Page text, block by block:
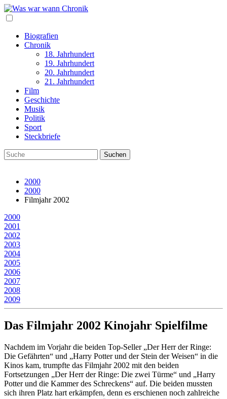
Biografien
Chronik
18. Jahrhundert
19. Jahrhundert
20. Jahrhundert
21. Jahrhundert
Film
Geschichte
Musik
Politik
Sport
Steckbriefe
2000
2000
Filmjahr 2002
2000
2001
2002
2003
2004
2005
2006
2007
2008
2009
Das Filmjahr 2002 Kinojahr Spielfilme
Nachdem im Vorjahr die beiden Top-Seller „Der Herr der Ringe:
Die Gefährten“ und „Harry Potter und der Stein der Weisen“ in die
Kinos kam, trumpfte das Filmjahr 2002 mit den beiden
Fortsetzungen „Der Herr der Ringe: Die zwei Türme“ und „Harry
Potter und die Kammer des Schreckens“ auf. Die beiden mussten
sich ihren Platz hart erkämpfen, denn es erschienen noch zahlreiche